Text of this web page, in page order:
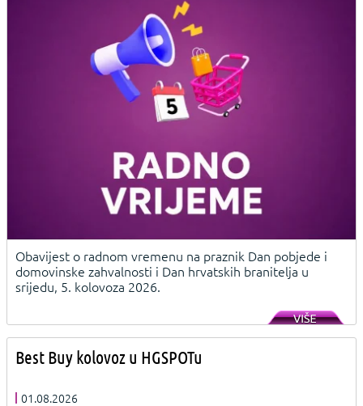
Obavijest o radnom vremenu na praznik Dan pobjede i
domovinske zahvalnosti i Dan hrvatskih branitelja u
srijedu, 5. kolovoza 2026.
Best Buy kolovoz u HGSPOTu
01.08.2026